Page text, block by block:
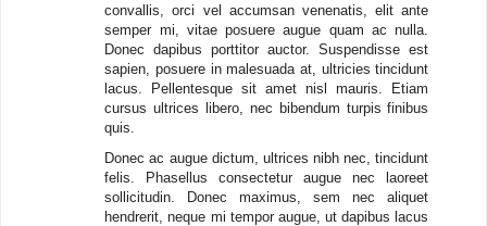
convallis, orci vel accumsan venenatis, elit ante
semper mi, vitae posuere augue quam ac nulla.
Donec dapibus porttitor auctor. Suspendisse est
sapien, posuere in malesuada at, ultricies tincidunt
lacus. Pellentesque sit amet nisl mauris. Etiam
cursus ultrices libero, nec bibendum turpis finibus
quis.
Donec ac augue dictum, ultrices nibh nec, tincidunt
felis. Phasellus consectetur augue nec laoreet
sollicitudin. Donec maximus, sem nec aliquet
hendrerit, neque mi tempor augue, ut dapibus lacus